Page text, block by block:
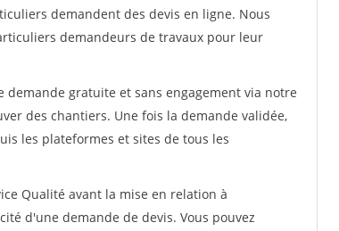
demandent des devis en ligne. Nous
demandeurs de travaux pour leur
demande gratuite et sans engagement via notre
des chantiers. Une fois la demande validée,
les plateformes et sites de tous les
Qualité avant la mise en relation à
d'une demande de devis. Vous pouvez